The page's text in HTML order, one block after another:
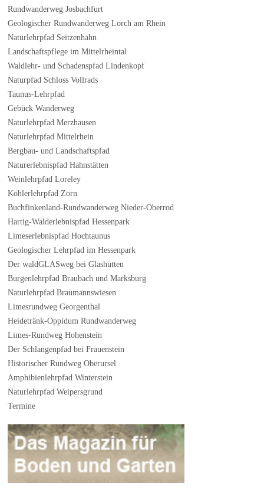
Rundwanderweg Josbachfurt
Geologischer Rundwanderweg Lorch am Rhein
Naturlehrpfad Seitzenhahn
Landschaftspflege im Mittelrheintal
Waldlehr- und Schadenspfad Lindenkopf
Naturpfad Schloss Vollrads
Taunus-Lehrpfad
Gebück Wanderweg
Naturlehrpfad Merzhausen
Naturlehrpfad Mittelrhein
Bergbau- und Landschaftspfad
Naturerlebnispfad Hahnstätten
Weinlehrpfad Loreley
Köhlerlehrpfad Zorn
Buchfinkenland-Rundwanderweg Nieder-Oberrod
Hartig-Walderlebnispfad Hessenpark
Limeserlebnispfad Hochtaunus
Geologischer Lehrpfad im Hessenpark
Der waldGLASweg bei Glashütten
Burgenlehrpfad Braubach und Marksburg
Naturlehrpfad Braumannswiesen
Limesrundweg Georgenthal
Heidetränk-Oppidum Rundwanderweg
Limes-Rundweg Hohenstein
Der Schlangenpfad bei Frauenstein
Historischer Rundweg Oberursel
Amphibienlehrpfad Winterstein
Naturlehrpfad Weipersgrund
Termine